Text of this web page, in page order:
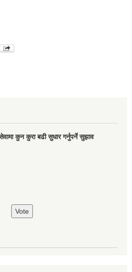
कुन कुरा बढी सुधार गर्नुपर्ने सुझाव